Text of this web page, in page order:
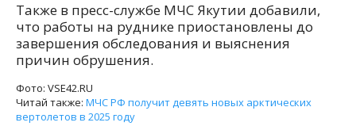
Также в пресс-службе МЧС Якутии добавили,
что работы на руднике приостановлены до
завершения обследования и выяснения
причин обрушения.
Фото: VSE42.RU
Читай также: МЧС РФ получит девять новых арктических
вертолетов в 2025 году